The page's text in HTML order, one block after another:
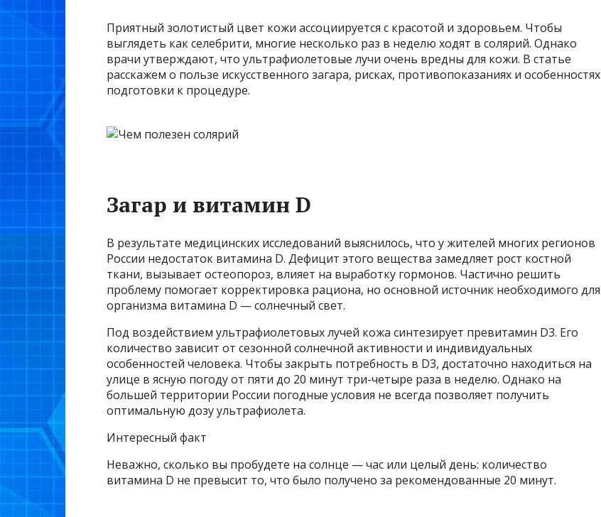
Приятный золотистый цвет кожи ассоциируется с красотой и здоровьем. Чтобы
выглядеть как селебрити, многие несколько раз в неделю ходят в солярий. Однако
врачи утверждают, что ультрафиолетовые лучи очень вредны для кожи. В статье
расскажем о пользе искусственного загара, рисках, противопоказаниях и особенностях
подготовки к процедуре.
Загар и витамин D
В результате медицинских исследований выяснилось, что у жителей многих регионов
России недостаток витамина D. Дефицит этого вещества замедляет рост костной
ткани, вызывает остеопороз, влияет на выработку гормонов. Частично решить
проблему помогает корректировка рациона, но основной источник необходимого для
организма витамина D — солнечный свет.
Под воздействием ультрафиолетовых лучей кожа синтезирует превитамин D3. Его
количество зависит от сезонной солнечной активности и индивидуальных
особенностей человека. Чтобы закрыть потребность в D3, достаточно находиться на
улице в ясную погоду от пяти до 20 минут три-четыре раза в неделю. Однако на
большей территории России погодные условия не всегда позволяет получить
оптимальную дозу ультрафиолета.
Интересный факт
Неважно, сколько вы пробудете на солнце — час или целый день: количество
витамина D не превысит то, что было получено за рекомендованные 20 минут.